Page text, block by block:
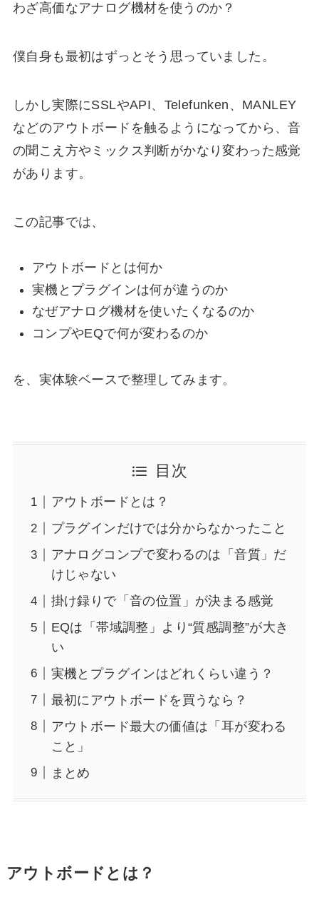
わざ高価なアナログ機材を使うのか？
僕自身も最初はずっとそう思っていました。
しかし実際にSSLやAPI、Telefunken、MANLEY
などのアウトボードを触るようになってから、音
の聞こえ方やミックス判断がかなり変わった感覚
があります。
この記事では、
アウトボードとは何か
実機とプラグインは何が違うのか
なぜアナログ機材を使いたくなるのか
コンプやEQで何が変わるのか
を、実体験ベースで整理してみます。
目次
アウトボードとは？
プラグインだけでは分からなかったこと
アナログコンプで変わるのは「音質」だ
けじゃない
掛け録りで「音の位置」が決まる感覚
EQは「帯域調整」より“質感調整”が大き
い
実機とプラグインはどれくらい違う？
最初にアウトボードを買うなら？
アウトボード最大の価値は「耳が変わる
こと」
まとめ
アウトボードとは？